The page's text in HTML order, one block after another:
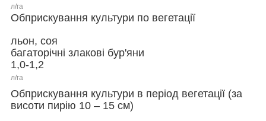
л/га
Обприскування культури по вегетації
льон, соя
багаторічні злакові бур'яни
1,0-1,2
л/га
Обприскування культури в період вегетації (за
висоти пирію 10 – 15 см)